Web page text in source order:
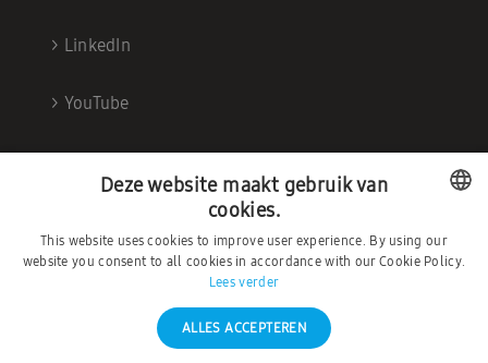
> LinkedIn
> YouTube
©2026 – Ambrava |Privacybeleid|
DUTCH
Deze website maakt gebruik van
cookies.
This website uses cookies to improve user experience. By using our
website you consent to all cookies in accordance with our Cookie Policy.
Lees verder
ALLES ACCEPTEREN